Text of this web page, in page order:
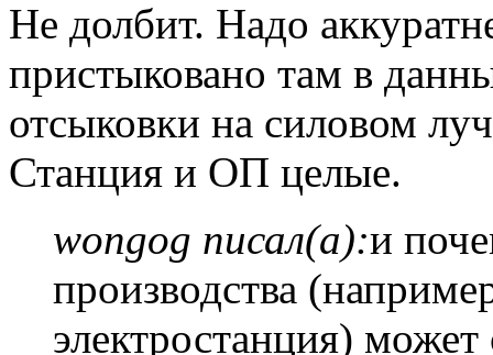
Не долбит. Надо
пристыковано там в
отсыковки на силовом
Станция и ОП целые.
wongog писал(а):и
производства
электростанция) может